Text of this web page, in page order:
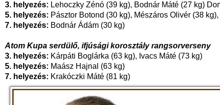
3. helyezés: Lehoczky Zénó (39 kg), Bodnár Máté (27 kg)
5. helyezés: Pásztor Botond (30 kg), Mészáros Olivér (38
7. helyezés: Bodnár Ádám (30 kg)
Atom Kupa serdülő, ifjúsági korosztály rangsorverseny
3. helyezés: Kárpáti Boglárka (63 kg), Ivacs Máté (73 kg)
5. helyezés: Maász Hajnal (63 kg)
7. helyezés: Krakóczki Máté (81 kg)